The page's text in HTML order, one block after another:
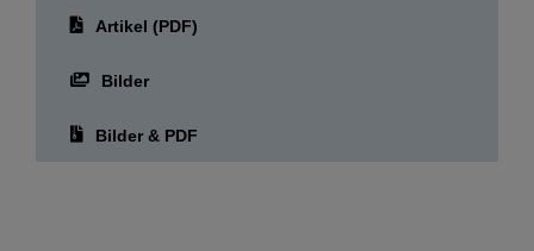
Artikel (PDF)
Bilder
Bilder & PDF